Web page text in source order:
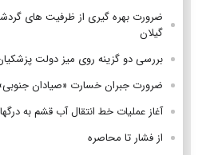
ضرورت بهره گیری از ظرفیت های
گیلان
بررسی دو گزینه روی میز دولت
ضرورت جبران خسارت «صیادان
آغاز عملیات خط انتقال آب قشم به
از فشار تا محاصره